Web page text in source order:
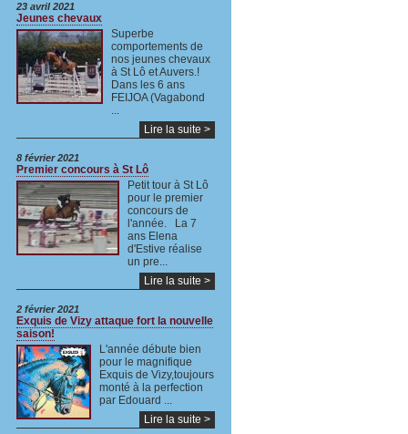
23 avril 2021
Jeunes chevaux
Superbe
comportements de
nos jeunes chevaux
à St Lô et Auvers.!
Dans les 6 ans
FEIJOA (Vagabond
...
Lire la suite >
8 février 2021
Premier concours à St Lô
Petit tour à St Lô
pour le premier
concours de
l'année. La 7
ans Elena
d'Estive réalise
un pre...
Lire la suite >
2 février 2021
Exquis de Vizy attaque fort la nouvelle
saison!
L'année débute bien
pour le magnifique
Exquis de Vizy,toujours
monté à la perfection
par Edouard ...
Lire la suite >